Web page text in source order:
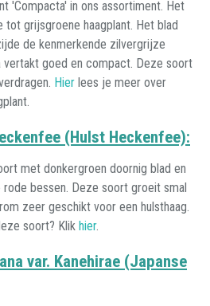
'Compacta' in ons assortiment. Het
tot grijsgroene haagplant. Het blad
de kenmerkende zilvergrijze
vertakt goed en compact. Deze soort
Hier lees je meer over
(Hulst Heckenfee):
met donkergroen doornig blad en
bessen. Deze soort groeit smal
zeer geschikt voor een hulsthaag.
soort? Klik hier.
var. Kanehirae (Japanse